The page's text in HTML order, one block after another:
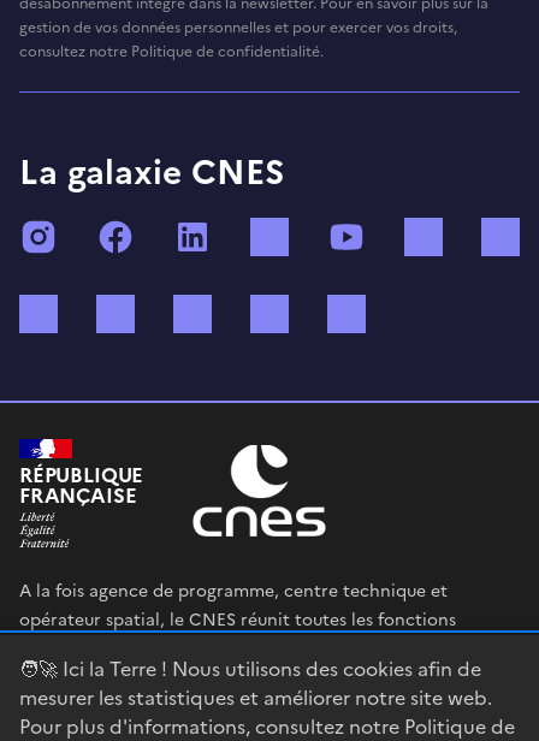
🧑‍🚀 Ici la Terre ! Nous utilisons des cookies afin de
mesurer les statistiques et améliorer notre site web.
Pour plus d'informations, consultez notre Politique de
gestion de vos données personnelles et pour exercer vos droits,
consultez notre Politique de confidentialité.
La galaxie CNES
InstagramFacebook TikTok
RÉPUBLIQUE
FRANÇAISE
A la fois agence de programme, centre technique et
opérateur spatial, le CNES réunit toutes les fonctions
en œuvre sa stratégie spatiale.